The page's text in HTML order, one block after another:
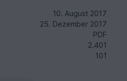
10. August 2017
25. Dezember 2017
PDF
2.401
101